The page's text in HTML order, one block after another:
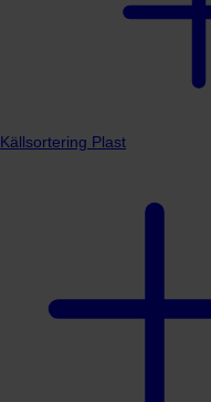
Källsortering Plast